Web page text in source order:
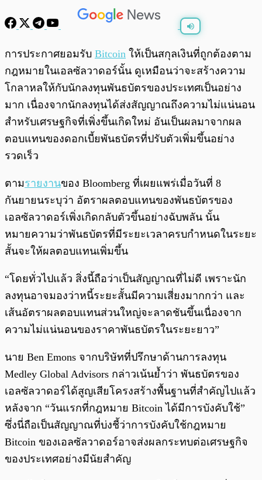
0:00 /
การประกาศยอมรับ Bitcoin ให้เป็นสกุลเงินที่ถูกต้องตาม
กฎหมายในเอลซัลวาดอร์นั้น ดูเหมือนว่าจะสร้างความ
โกลาหลให้กับนักลงทุนพันธบัตรของประเทศเป็นอย่าง
มาก เนื่องจากนักลงทุนได้ส่งสัญญาณถึงความไม่แน่นอน
สำหรับเศรษฐกิจที่เพิ่งขึ้นเกิดใหม่ อันเป็นผลมาจากผล
ตอบแทนของดอกเบี้ยพันธบัตรที่ปรับตัวเพิ่มขึ้นอย่าง
รวดเร็ว
ตามรายงานของ Bloomberg ที่เผยแพร่เมื่อวันที่ 8
กันยายนระบุว่า อัตราผลตอบแทนของพันธบัตรของ
เอลซัลวาดอร์เพิ่งเกิดกลับตัวขึ้นอย่างฉับพลัน นั้น
หมายความว่าพันธบัตรที่มีระยะเวลาครบกำหนดในระยะ
สั้นจะให้ผลตอบแทนเพิ่มขึ้น
“โดยทั่วไปแล้ว สิ่งนี้ถือว่าเป็นสัญญาณที่ไม่ดี เพราะนัก
ลงทุนอาจมองว่าหนี้ระยะสั้นมีความเสี่ยงมากกว่า และ
เส้นอัตราผลตอบแทนส่วนใหญ่จะลาดชันขึ้นเนื่องจาก
ความไม่แน่นอนของราคาพันธบัตรในระยะยาว”
นาย Ben Emons จากบริษัทที่ปรึกษาด้านการลงทุน
Medley Global Advisors กล่าวเน้นย้ำว่า พันธบัตรของ
เอลซัลวาดอร์ได้สูญเสียโครงสร้างพื้นฐานที่สำคัญไปแล้ว
หลังจาก “วันแรกที่กฎหมาย Bitcoin ได้มีการบังคับใช้”
ซึ่งนี่ถือเป็นสัญญาณที่บ่งชี้ว่าการบังคับใช้กฎหมาย
Bitcoin ของเอลซัลวาดอร์อาจส่งผลกระทบต่อเศรษฐกิจ
ของประเทศอย่างมีนัยสำคัญ